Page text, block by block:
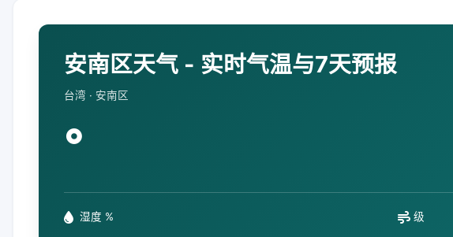
安南区天气 - 实时气温与7天预报
台湾 · 安南区
°
湿度 % 级